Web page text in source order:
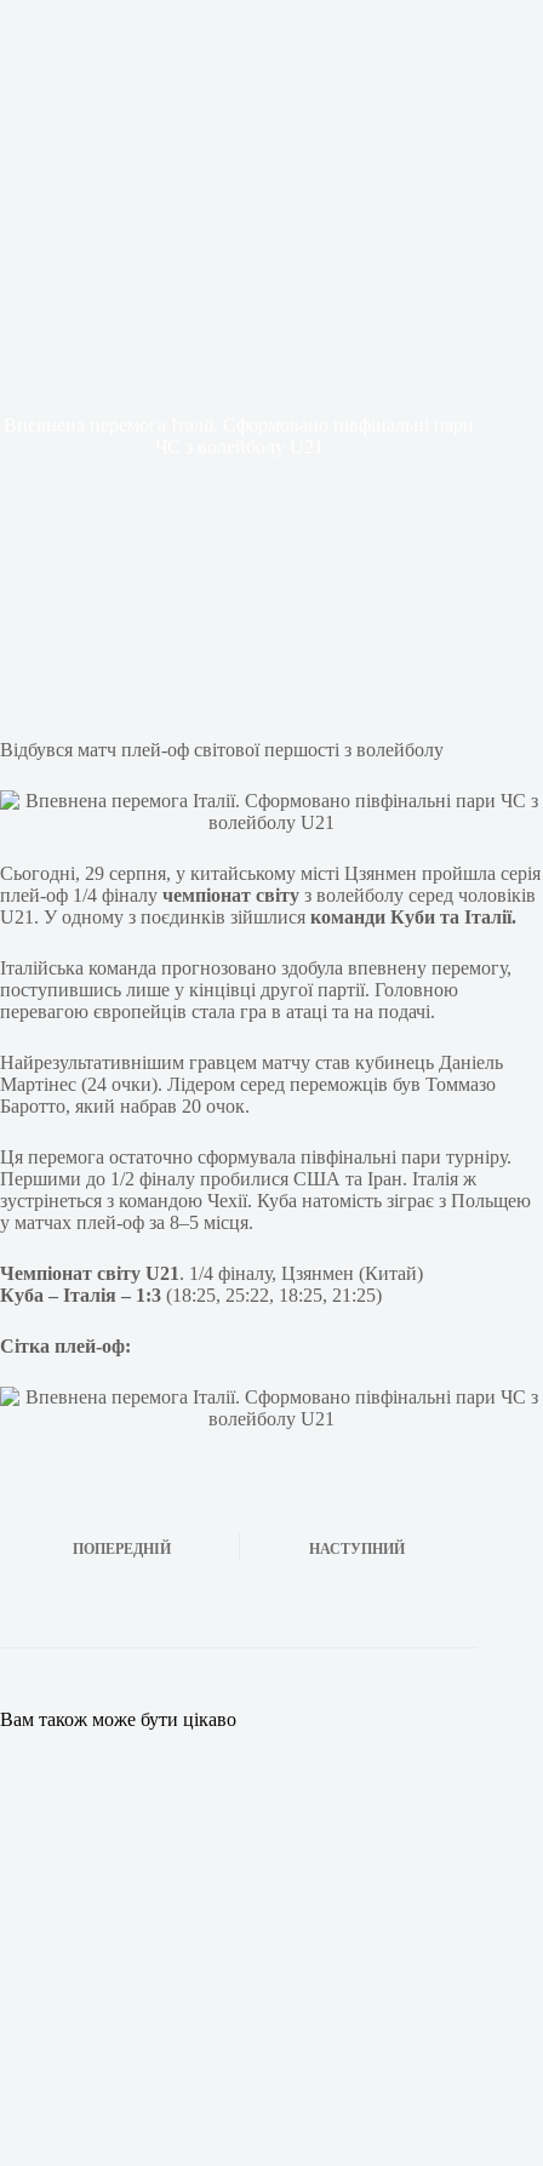
Відбувся матч плей-оф світової першості з волейболу
Сьогодні, 29 серпня, у китайському місті Цзянмен пройшла серія
плей-оф 1/4 фіналу чемпіонат світу з волейболу серед чоловіків
U21. У одному з поєдинків зійшлися команди Куби та Італії.
Італійська команда прогнозовано здобула впевнену перемогу,
поступившись лише у кінцівці другої партії. Головною
перевагою європейців стала гра в атаці та на подачі.
Найрезультативнішим гравцем матчу став кубинець Даніель
Мартінес (24 очки). Лідером серед переможців був Томмазо
Баротто, який набрав 20 очок.
Ця перемога остаточно сформувала півфінальні пари турніру.
Першими до 1/2 фіналу пробилися США та Іран. Італія ж
зустрінеться з командою Чехії. Куба натомість зіграє з Польщею
у матчах плей-оф за 8–5 місця.
Чемпіонат світу U21. 1/4 фіналу, Цзянмен (Китай)
Куба – Італія – 1:3 (18:25, 25:22, 18:25, 21:25)
Сітка плей-оф:
ПОПЕРЕДНІЙ НАСТУПНИЙ
Вам також може бути цікаво